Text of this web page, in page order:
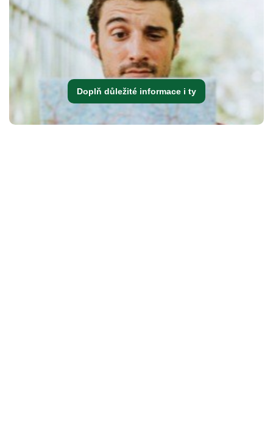
Doplň důležité informace i ty